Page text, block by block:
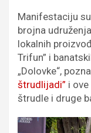
Manifestaciju
brojna
lokalnih
Trifun” i
„Dolovke“,
štrudlijadi” i
štrudle i druge